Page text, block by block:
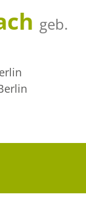
geb.